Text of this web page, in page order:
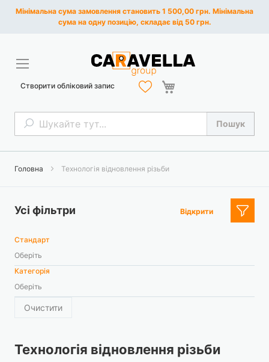
Мінімальна сума замовлення становить 1 500,00 грн. Мінімальна
сума на одну позицію, складає від 50 грн.
Пошук Пошук
Створити обліковий запис
Головна Технологія відновлення різьби
Усі фільтри Відкрити
Стандарт
Оберіть
Категорія
Оберіть
Очистити
Технологія відновлення різьби